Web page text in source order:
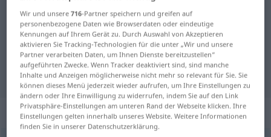
Deutsch-Tschechisch Wörterbuch
Deutsch-Tschechisch Übersetzung
für "clever"
"clever" Tschechisch Übersetzung
„clever“
Wir und unsere716-Partner speichern und greifen auf
personenbezogene Daten wie Browserdaten oder eindeutige
Kennungen auf Ihrem Gerät zu. Durch Auswahl von Akzeptieren
aktivieren Sie Tracking-Technologien für die unter „Wir und unsere
Partner verarbeiten Daten, um Ihnen Dienste bereitzustellen“
aufgeführten Zwecke. Wenn Tracker deaktiviert sind, sind manche
Inhalte und Anzeigen möglicherweise nicht mehr so relevant für Sie. Sie
können dieses Menü jederzeit wieder aufrufen, um Ihre Einstellungen zu
ändern oder Ihre Einwilligung zu widerrufen, indem Sie auf den Link
Privatsphäre-Einstellungen am unteren Rand der Webseite klicken. Ihre
Einstellungen gelten innerhalb unseres Website. Weitere Informationen
finden Sie in unserer Datenschutzerklärung.